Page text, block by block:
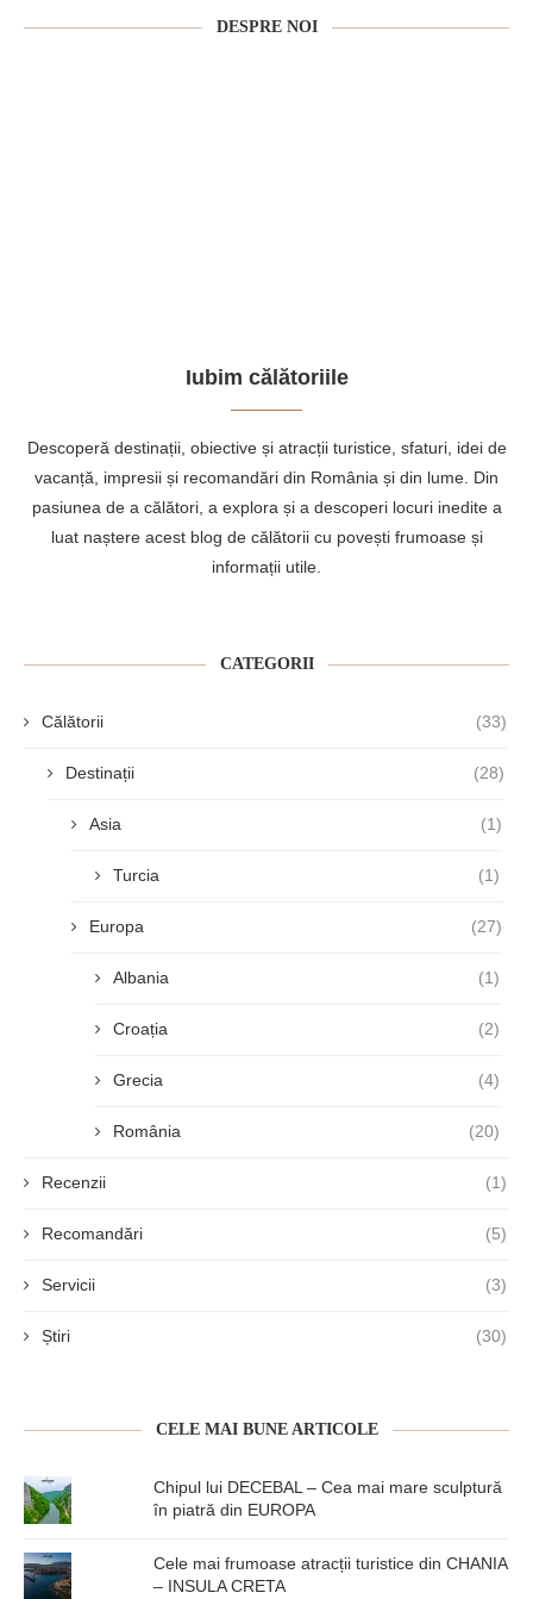
DESPRE NOI
Iubim călătoriile
Descoperă destinații, obiective și atracții turistice, sfaturi, idei de
vacanță, impresii și recomandări din România și din lume. Din
pasiunea de a călători, a explora și a descoperi locuri inedite a
luat naștere acest blog de călătorii cu povești frumoase și
informații utile.
CATEGORII
Călătorii (33)
Destinații (28)
Asia (1)
Turcia (1)
Europa (27)
Albania (1)
Croația (2)
Grecia (4)
România (20)
Recenzii (1)
Recomandări (5)
Servicii (3)
Știri (30)
CELE MAI BUNE ARTICOLE
Chipul lui DECEBAL – Cea mai mare sculptură
în piatră din EUROPA
Cele mai frumoase atracții turistice din CHANIA
– INSULA CRETA